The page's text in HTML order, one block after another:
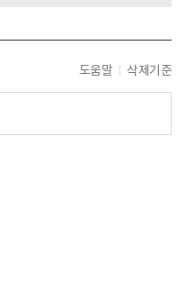
도움말 삭제기준